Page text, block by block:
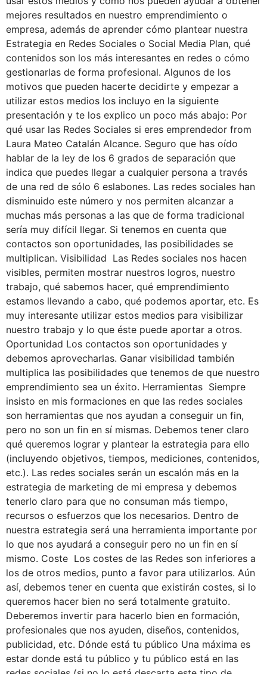
mejores resultados en nuestro emprendimiento o
empresa, además de aprender cómo plantear nuestra
Estrategia en Redes Sociales o Social Media Plan, qué
contenidos son los más interesantes en redes o cómo
gestionarlas de forma profesional. Algunos de los
motivos que pueden hacerte decidirte y empezar a
utilizar estos medios los incluyo en la siguiente
presentación y te los explico un poco más abajo: Por
qué usar las Redes Sociales si eres emprendedor from
Laura Mateo Catalán Alcance. Seguro que has oído
hablar de la ley de los 6 grados de separación que
indica que puedes llegar a cualquier persona a través
de una red de sólo 6 eslabones. Las redes sociales han
disminuido este número y nos permiten alcanzar a
muchas más personas a las que de forma tradicional
sería muy difícil llegar. Si tenemos en cuenta que
contactos son oportunidades, las posibilidades se
multiplican. Visibilidad Las Redes sociales nos hacen
visibles, permiten mostrar nuestros logros, nuestro
trabajo, qué sabemos hacer, qué emprendimiento
estamos llevando a cabo, qué podemos aportar, etc. Es
muy interesante utilizar estos medios para visibilizar
nuestro trabajo y lo que éste puede aportar a otros.
Oportunidad Los contactos son oportunidades y
debemos aprovecharlas. Ganar visibilidad también
multiplica las posibilidades que tenemos de que nuestro
emprendimiento sea un éxito. Herramientas Siempre
insisto en mis formaciones en que las redes sociales
son herramientas que nos ayudan a conseguir un fin,
pero no son un fin en sí mismas. Debemos tener claro
qué queremos lograr y plantear la estrategia para ello
(incluyendo objetivos, tiempos, mediciones, contenidos,
etc.). Las redes sociales serán un escalón más en la
estrategia de marketing de mi empresa y debemos
tenerlo claro para que no consuman más tiempo,
recursos o esfuerzos que los necesarios. Dentro de
nuestra estrategia será una herramienta importante por
lo que nos ayudará a conseguir pero no un fin en sí
mismo. Coste Los costes de las Redes son inferiores a
los de otros medios, punto a favor para utilizarlos. Aún
así, debemos tener en cuenta que existirán costes, si lo
queremos hacer bien no será totalmente gratuito.
Deberemos invertir para hacerlo bien en formación,
profesionales que nos ayuden, diseños, contenidos,
publicidad, etc. Dónde está tu público Una máxima es
estar donde está tu público y tu público está en las